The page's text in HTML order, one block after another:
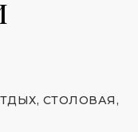
СТОЛОВАЯ,